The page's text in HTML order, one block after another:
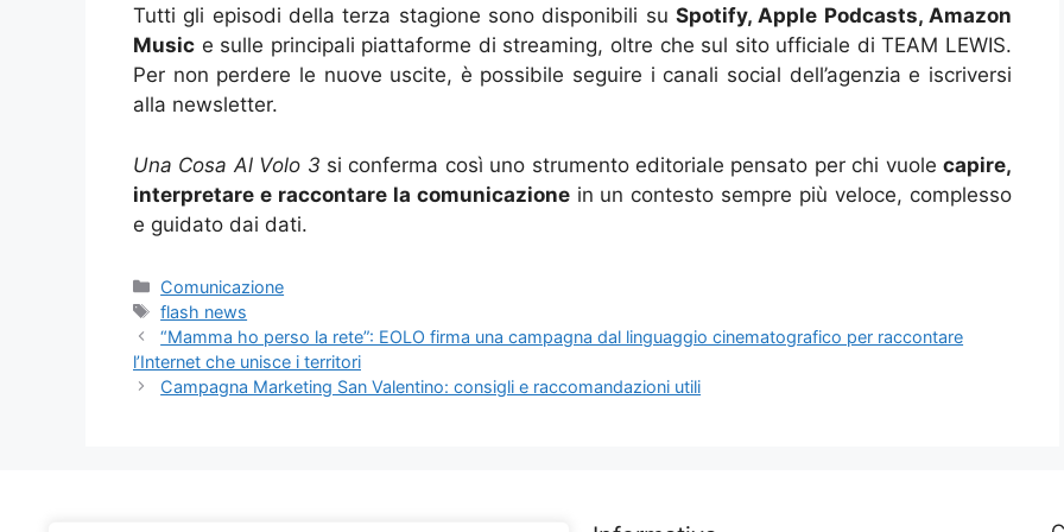
Tutti gli episodi della terza stagione sono disponibili su Spotify, Apple Podcasts, Amazon
Music e sulle principali piattaforme di streaming, oltre che sul sito ufficiale di TEAM LEWIS.
Per non perdere le nuove uscite, è possibile seguire i canali social dell’agenzia e iscriversi
alla newsletter.
Una Cosa Al Volo 3 si conferma così uno strumento editoriale pensato per chi vuolecapire,
interpretare e raccontare la comunicazionein un contesto sempre più veloce, complesso
e guidato dai dati.
Categorie
Comunicazione
Tag
flash news
“Mamma ho perso la rete”: EOLO firma una campagna dal linguaggio cinematografico per raccontare
l’Internet che unisce i territori
Campagna Marketing San Valentino: consigli e raccomandazioni utili